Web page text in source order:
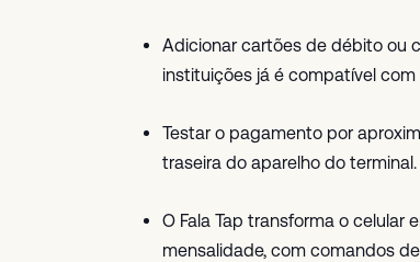
Adicionar cartões de débito ou
instituições já é compatível
Testar o pagamento por
traseira do aparelho do terminal.
O Fala Tap transforma o
mensalidade, com comandos